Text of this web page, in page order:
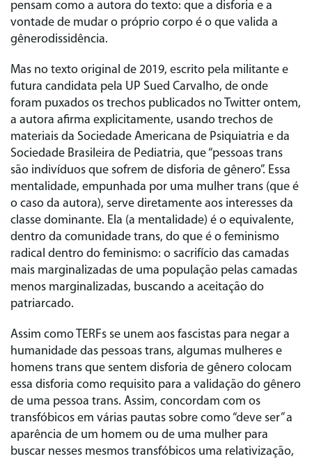
pensam como a autora do texto: que a disforia e a
vontade de mudar o próprio corpo é o que valida a
gênerodissidência.
Mas no texto original de 2019, escrito pela militante e
futura candidata pela UP Sued Carvalho, de onde
foram puxados os trechos publicados no Twitter ontem,
a autora afirma explicitamente, usando trechos de
materiais da Sociedade Americana de Psiquiatria e da
Sociedade Brasileira de Pediatria, que “pessoas trans
são indivíduos que sofrem de disforia de gênero”. Essa
mentalidade, empunhada por uma mulher trans (que é
o caso da autora), serve diretamente aos interesses da
classe dominante. Ela (a mentalidade) é o equivalente,
dentro da comunidade trans, do que é o feminismo
radical dentro do feminismo: o sacrifício das camadas
mais marginalizadas de uma população pelas camadas
menos marginalizadas, buscando a aceitação do
patriarcado.
Assim como TERFs se unem aos fascistas para negar a
humanidade das pessoas trans, algumas mulheres e
homens trans que sentem disforia de gênero colocam
essa disforia como requisito para a validação do gênero
de uma pessoa trans. Assim, concordam com os
transfóbicos em várias pautas sobre como “deve ser” a
aparência de um homem ou de uma mulher para
buscar nesses mesmos transfóbicos uma relativização,